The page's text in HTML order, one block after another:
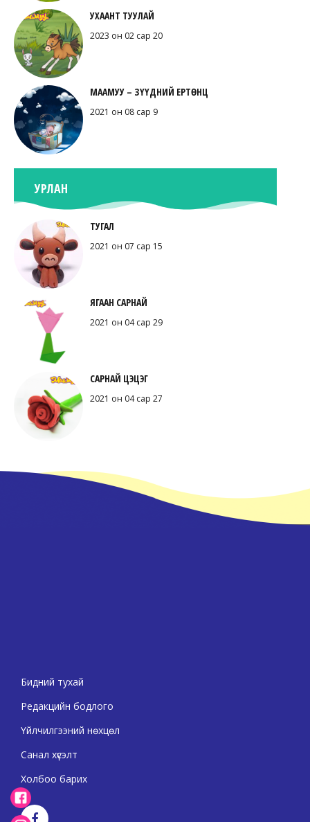
УХААНТ ТУУЛАЙ
2023 он 02 сар 20
МААМУУ – ЗҮҮДНИЙ ЕРТӨНЦ
2021 он 08 сар 9
УРЛАН
ТУГАЛ
2021 он 07 сар 15
ЯГААН САРНАЙ
2021 он 04 сар 29
САРНАЙ ЦЭЦЭГ
2021 он 04 сар 27
Бидний тухай
Редакцийн бодлого
Үйлчилгээний нөхцөл
Санал хүсэлт
Холбоо барих